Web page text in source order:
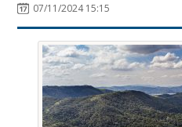
07/11/2024 15:15